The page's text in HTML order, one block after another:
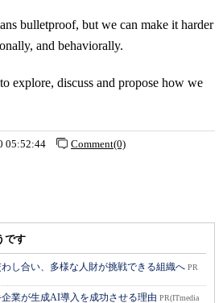
bulletproof, but we can make it harder
and behaviorally.
explore, discuss and propose how we
05:52:44 Comment(0)
です
し合い、多様な人財が挑戦できる組織へ PR
業が生成AI導入を成功させる理由 PR(ITmedia